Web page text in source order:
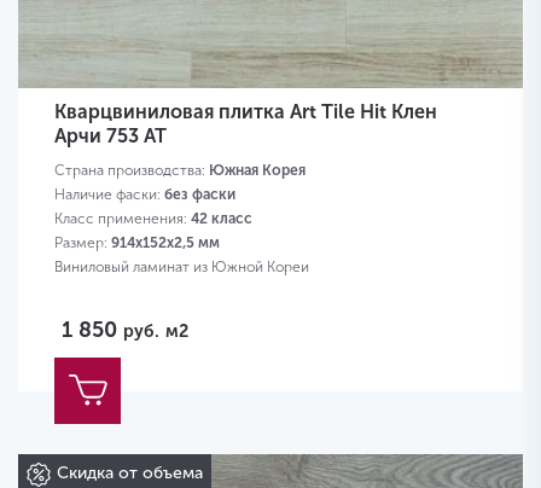
Кварцвиниловая плитка Art Tile Hit Клен
Арчи 753 AT
Страна производства: Южная Корея
Наличие фаски: без фаски
Класс применения: 42 класс
Размер: 914х152х2,5 мм
Виниловый ламинат из Южной Кореи
1 850 руб. м2
Скидка от объема